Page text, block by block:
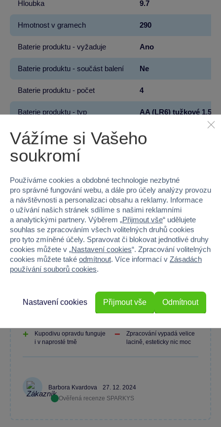
Hloubka 9.7
Hmotnost v gramech 290
Baterie produktu - vyžaduje Ano
Baterie produktu - součást balení Ne
Baterie produktu - počet 4
Baterie produktu - typ AA (LR6) tužkové 1,5V
Průměr z 4 hodnocení
100 % zákazníků doporučuje
Máte zkušenost s tímto zbožím?
Napište recenzi a pomozte ostatním s výběrem.
Barbora Kvardova
27. 12. 2024
Ověřená recenze SPARKYS
Kupodivu opravdu funguje
i v naprosté tmě
Zpracování vypadá velice
lacině, esteticky nic moc
Vážíme si Vašeho
soukromí
Používáme cookies a obdobné technologie nezbytné
pro správné fungování webu, a dále pro účely analýzy provozu
a návštěvnosti a personalizaci obsahu a reklamy. Informace
o užívání našich stránek sdílíme s našimi reklamními
a analytickými partnery. Výběrem „Přijmout vše“ udělujete
souhlas se zpracováním všech volitelných druhů cookies
pro tyto zmíněné účely. Spravovat či blokovat jednotlivé druhy
cookies můžete v „Nastavení cookies“. Zpracování volitelných
cookies můžete také odmítnout. Více informací v Zásadách
používání souborů cookies.
Odmítnout
Nastavení cookies Přijmout vše